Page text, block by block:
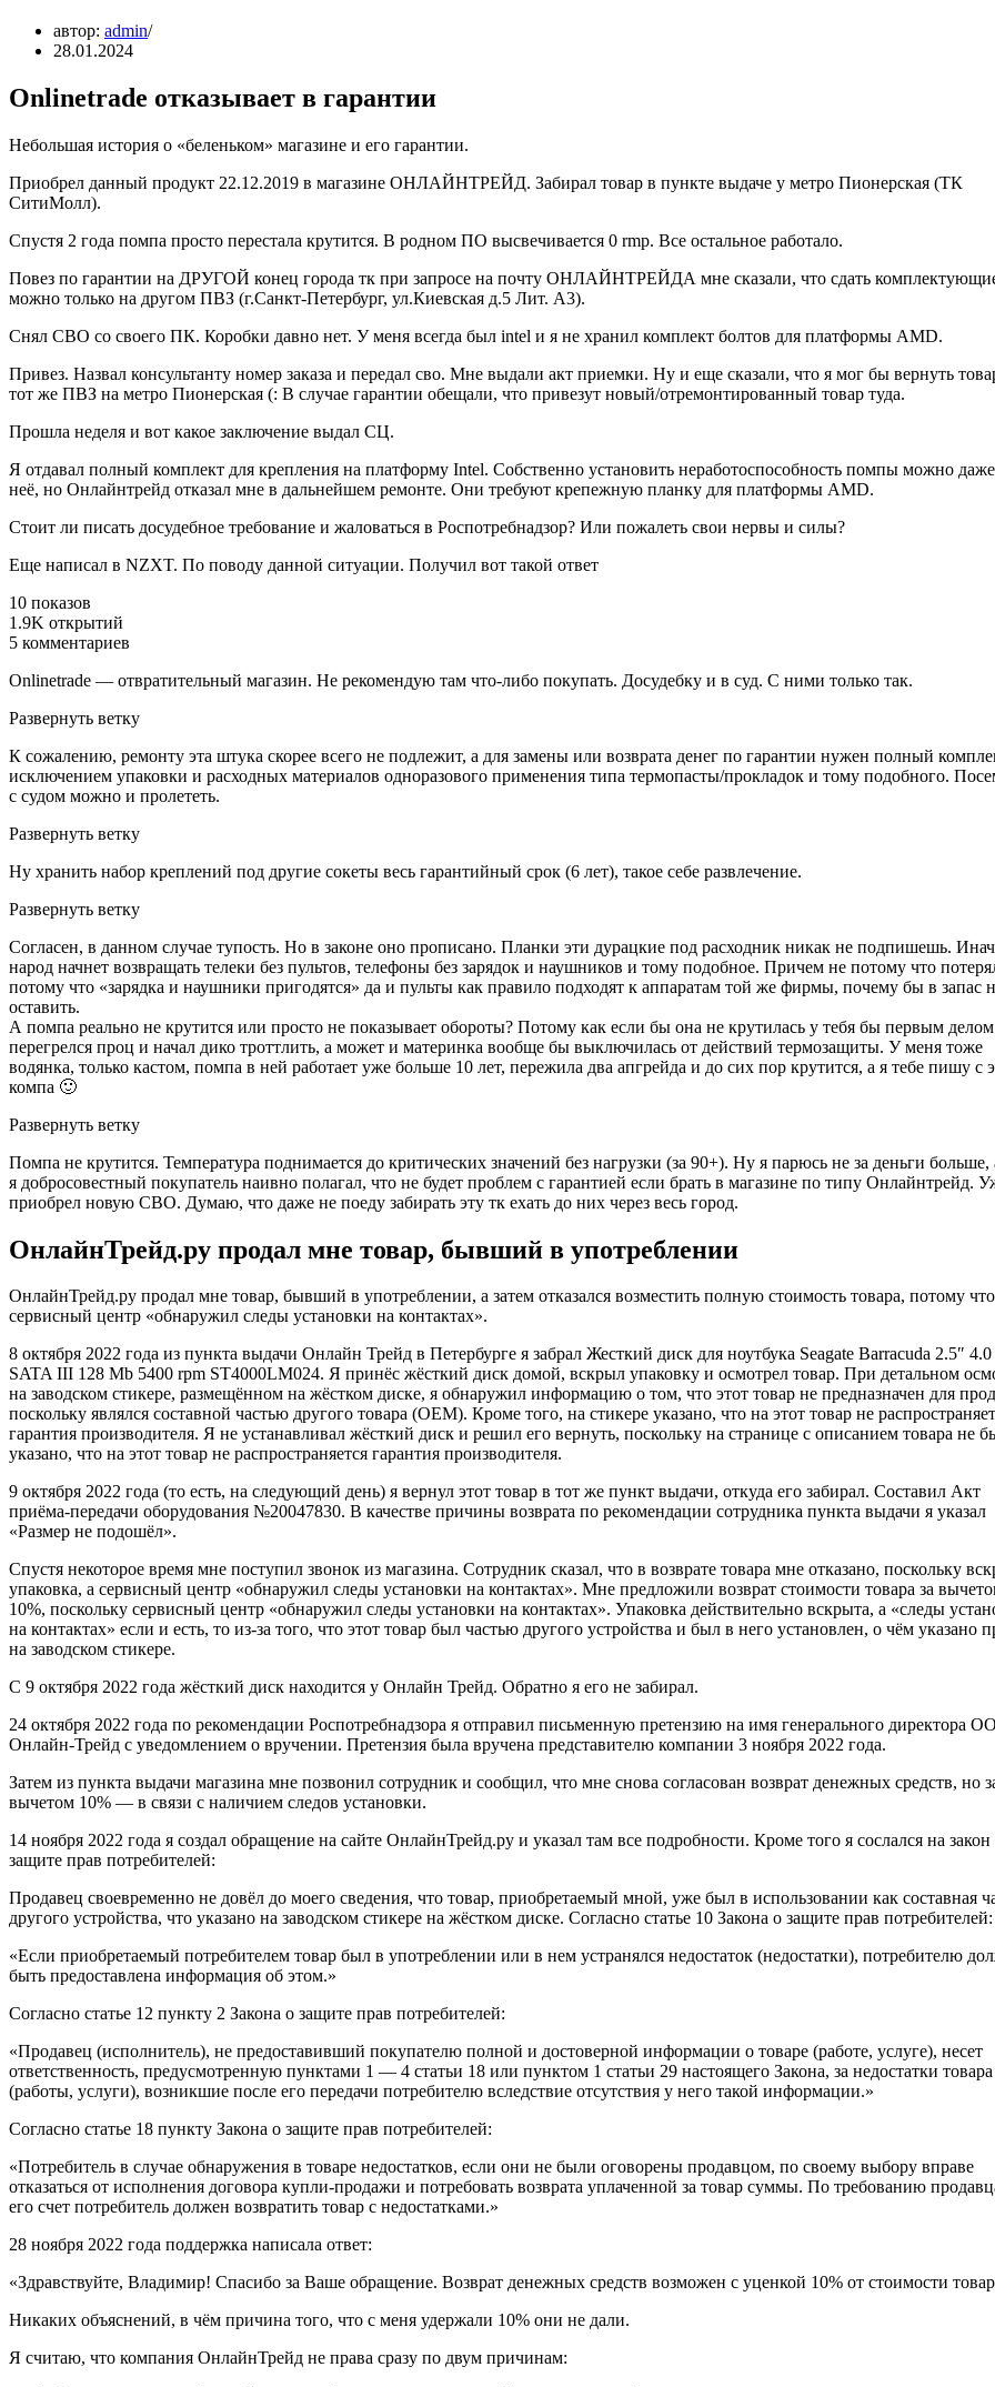
автор: admin
28.01.2024
Onlinetrade отказывает в гарантии
Небольшая история о «беленьком» магазине и его гарантии.
Приобрел данный продукт 22.12.2019 в магазине ОНЛАЙНТРЕЙД. Забирал товар в пункте выдаче у метро Пионерская (ТК
СитиМолл).
Спустя 2 года помпа просто перестала крутится. В родном ПО высвечивается 0 rmp. Все остальное работало.
Повез по гарантии на ДРУГОЙ конец города тк при запросе на почту ОНЛАЙНТРЕЙДА мне сказали, что сдать
можно только на другом ПВЗ (г.Санкт-Петербург, ул.Киевская д.5 Лит. А3).
Снял СВО со своего ПК. Коробки давно нет. У меня всегда был intel и я не хранил комплект болтов для платформы AMD.
Привез. Назвал консультанту номер заказа и передал сво. Мне выдали акт приемки. Ну и еще сказали, что я мог бы вернуть
тот же ПВЗ на метро Пионерская (: В случае гарантии обещали, что привезут новый/отремонтированный товар туда.
Прошла неделя и вот какое заключение выдал СЦ.
Я отдавал полный комплект для крепления на платформу Intel. Собственно установить неработоспособность помпы можно даже
неё, но Онлайнтрейд отказал мне в дальнейшем ремонте. Они требуют крепежную планку для платформы AMD.
Стоит ли писать досудебное требование и жаловаться в Роспотребнадзор? Или пожалеть свои нервы и силы?
Еще написал в NZXT. По поводу данной ситуации. Получил вот такой ответ
10 показов
1.9K открытий
5 комментариев
Onlinetrade — отвратительный магазин. Не рекомендую там что-либо покупать. Досудебку и в суд. С ними только так.
Развернуть ветку
К сожалению, ремонту эта штука скорее всего не подлежит, а для замены или возврата денег по гарантии нужен полный
исключением упаковки и расходных материалов одноразового применения типа термопасты/прокладок и тому подобного.
с судом можно и пролететь.
Развернуть ветку
Ну хранить набор креплений под другие сокеты весь гарантийный срок (6 лет), такое себе развлечение.
Развернуть ветку
Согласен, в данном случае тупость. Но в законе оно прописано. Планки эти дурацкие под расходник никак не подпишешь.
народ начнет возвращать телеки без пультов, телефоны без зарядок и наушников и тому подобное. Причем не потому что
потому что «зарядка и наушники пригодятся» да и пульты как правило подходят к аппаратам той же фирмы, почему бы в запас
оставить.
А помпа реально не крутится или просто не показывает обороты? Потому как если бы она не крутилась у тебя бы первым делом
перегрелся проц и начал дико троттлить, а может и материнка вообще бы выключилась от действий термозащиты. У меня тоже
водянка, только кастом, помпа в ней работает уже больше 10 лет, пережила два апгрейда и до сих пор крутится, а я тебе пишу с
компа 🙂
Развернуть ветку
Помпа не крутится. Температура поднимается до критических значений без нагрузки (за 90+). Ну я парюсь не за деньги больше,
я добросовестный покупатель наивно полагал, что не будет проблем с гарантией если брать в магазине по типу Онлайнтрейд.
приобрел новую СВО. Думаю, что даже не поеду забирать эту тк ехать до них через весь город.
ОнлайнТрейд.ру продал мне товар, бывший в употреблении
ОнлайнТрейд.ру продал мне товар, бывший в употреблении, а затем отказался возместить полную стоимость товара, потому
сервисный центр «обнаружил следы установки на контактах».
8 октября 2022 года из пункта выдачи Онлайн Трейд в Петербурге я забрал Жесткий диск для ноутбука Seagate Barracuda 2.5″
SATA III 128 Mb 5400 rpm ST4000LM024. Я принёс жёсткий диск домой, вскрыл упаковку и осмотрел товар. При детальном
на заводском стикере, размещённом на жёстком диске, я обнаружил информацию о том, что этот товар не предназначен для
поскольку являлся составной частью другого товара (OEM). Кроме того, на стикере указано, что на этот товар не
гарантия производителя. Я не устанавливал жёсткий диск и решил его вернуть, поскольку на странице с описанием товара не
указано, что на этот товар не распространяется гарантия производителя.
9 октября 2022 года (то есть, на следующий день) я вернул этот товар в тот же пункт выдачи, откуда его забирал. Составил Акт
приёма-передачи оборудования №20047830. В качестве причины возврата по рекомендации сотрудника пункта выдачи я указал
«Размер не подошёл».
Спустя некоторое время мне поступил звонок из магазина. Сотрудник сказал, что в возврате товара мне отказано, поскольку
упаковка, а сервисный центр «обнаружил следы установки на контактах». Мне предложили возврат стоимости товара за
10%, поскольку сервисный центр «обнаружил следы установки на контактах». Упаковка действительно вскрыта, а «следы
на контактах» если и есть, то из-за того, что этот товар был частью другого устройства и был в него установлен, о чём указано
на заводском стикере.
С 9 октября 2022 года жёсткий диск находится у Онлайн Трейд. Обратно я его не забирал.
24 октября 2022 года по рекомендации Роспотребнадзора я отправил письменную претензию на имя генерального директора
Онлайн-Трейд с уведомлением о вручении. Претензия была вручена представителю компании 3 ноября 2022 года.
Затем из пункта выдачи магазина мне позвонил сотрудник и сообщил, что мне снова согласован возврат денежных средств, но
вычетом 10% — в связи с наличием следов установки.
14 ноября 2022 года я создал обращение на сайте ОнлайнТрейд.ру и указал там все подробности. Кроме того я сослался на закон
защите прав потребителей:
Продавец своевременно не довёл до моего сведения, что товар, приобретаемый мной, уже был в использовании как составная
другого устройства, что указано на заводском стикере на жёстком диске. Согласно статье 10 Закона о защите прав потребителей:
«Если приобретаемый потребителем товар был в употреблении или в нем устранялся недостаток (недостатки), потребителю
быть предоставлена информация об этом.»
Согласно статье 12 пункту 2 Закона о защите прав потребителей:
«Продавец (исполнитель), не предоставивший покупателю полной и достоверной информации о товаре (работе, услуге), несет
ответственность, предусмотренную пунктами 1 — 4 статьи 18 или пунктом 1 статьи 29 настоящего Закона, за недостатки товара
(работы, услуги), возникшие после его передачи потребителю вследствие отсутствия у него такой информации.»
Согласно статье 18 пункту Закона о защите прав потребителей:
«Потребитель в случае обнаружения в товаре недостатков, если они не были оговорены продавцом, по своему выбору вправе
отказаться от исполнения договора купли-продажи и потребовать возврата уплаченной за товар суммы. По требованию
его счет потребитель должен возвратить товар с недостатками.»
28 ноября 2022 года поддержка написала ответ:
«Здравствуйте, Владимир! Спасибо за Ваше обращение. Возврат денежных средств возможен с уценкой 10% от стоимости
Никаких объяснений, в чём причина того, что с меня удержали 10% они не дали.
Я считаю, что компания ОнлайнТрейд не права сразу по двум причинам: